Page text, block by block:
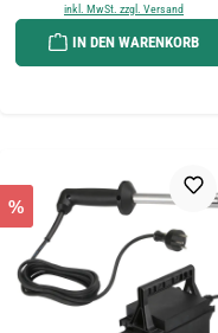
inkl. MwSt. zzgl. Versand
IN DEN WARENKORB
%